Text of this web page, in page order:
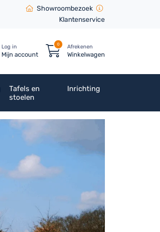
Showroombezoek
Klantenservice
Log in
Mijn account
0 Afrekenen
Winkelwagen
Tafels en
stoelen
Inrichting